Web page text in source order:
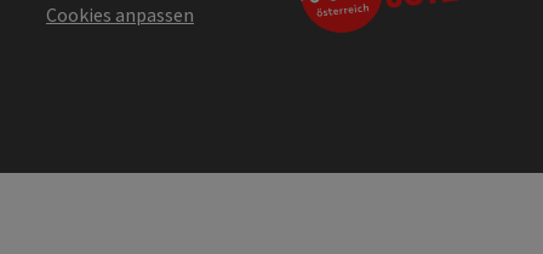
Cookies anpassen